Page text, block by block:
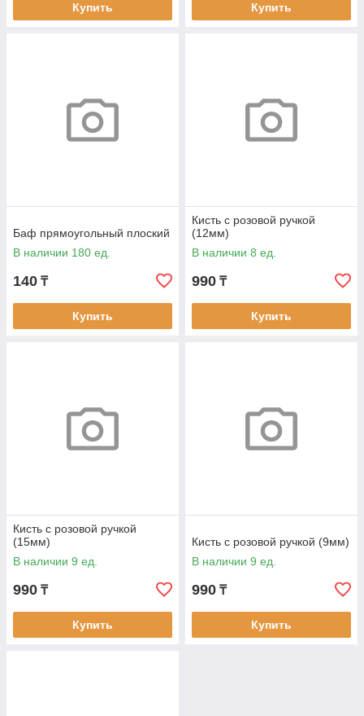
Купить Купить
Баф прямоугольный плоский
В наличии 180 ед.
140 ₸
Купить
Кисть с розовой ручкой
(12мм)
В наличии 8 ед.
990 ₸
Купить
Кисть с розовой ручкой
(15мм)
В наличии 9 ед.
990 ₸
Купить
Кисть с розовой ручкой (9мм)
В наличии 9 ед.
990 ₸
Купить